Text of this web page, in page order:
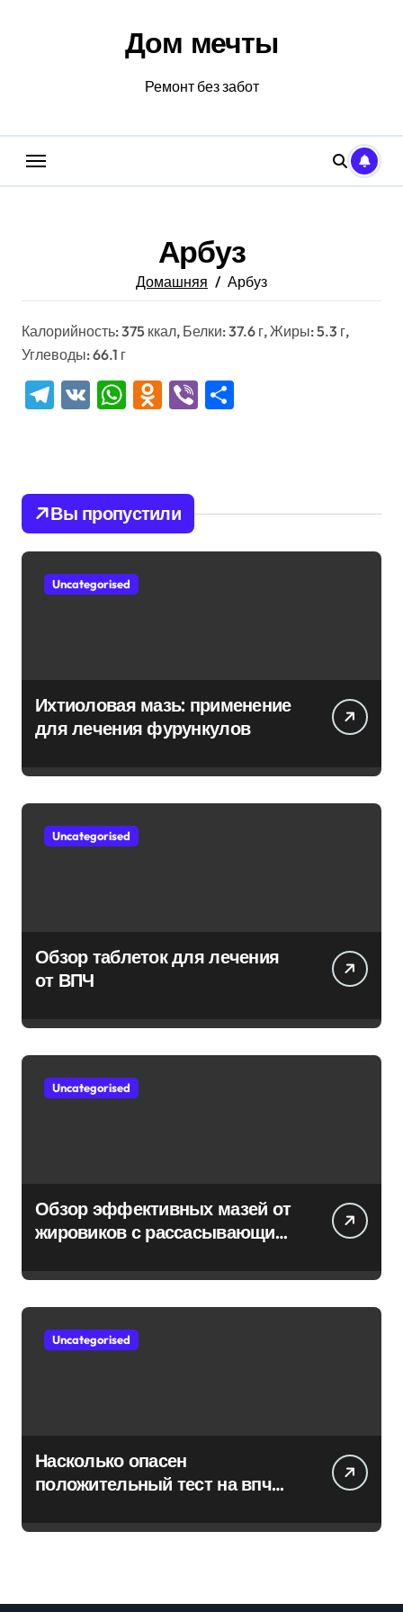
Дом мечты
Ремонт без забот
Арбуз
Домашняя Арбуз
Калорийность: 375 ккал, Белки: 37.6 г, Жиры: 5.3 г,
Углеводы: 66.1 г
Telegram
VK WhatsApp
Odnoklassniki
Viber
Вы пропустили
Uncategorised
Ихтиоловая мазь: применение
для лечения фурункулов
Uncategorised
Обзор таблеток для лечения
от ВПЧ
Uncategorised
Обзор эффективных мазей от
жировиков с рассасывающим
Uncategorised
Насколько опасен
положительный тест на впч